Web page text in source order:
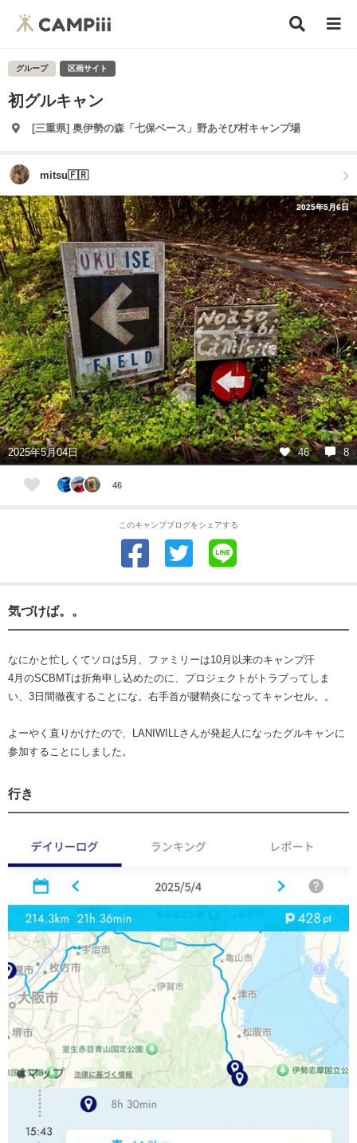
グループ 区画サイト
初グルキャン
[三重県] 奥伊勢の森「七保ベース」野あそび村キャンプ場
mitsu🇫🇷
2025年5月6日
2025年5月04日 46 8
46
このキャンプブログをシェアする
気づけば。。
なにかと忙しくてソロは5月、ファミリーは10月以来のキャンプ汗
4月のSCBMTは折角申し込めたのに、プロジェクトがトラブってしま
い、3日間徹夜することにな。右手首が腱鞘炎になってキャンセル。。
よーやく直りかけたので、LANIWILLさんが発起人になったグルキャンに
参加することにしました。
行き